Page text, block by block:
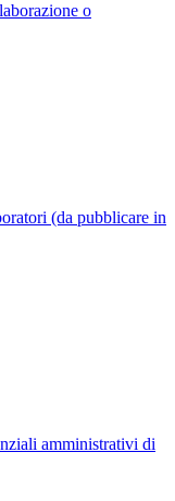
o
(da pubblicare in
amministrativi di